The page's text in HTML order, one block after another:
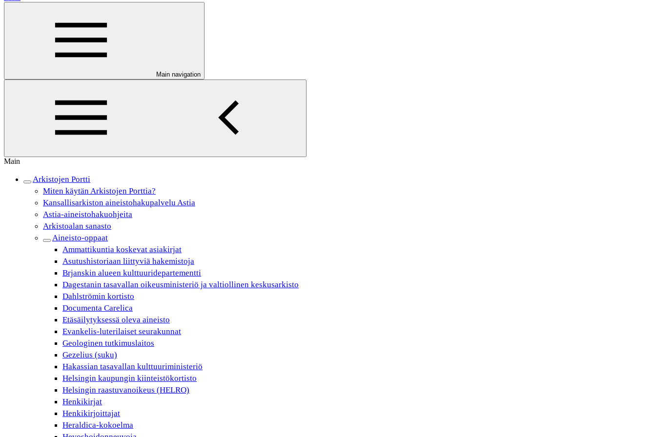
Main navigation
Main
Arkistojen Portti
Miten käytän Arkistojen Porttia?
Kansallisarkiston aineistohakupalvelu Astia
Astia-aineistohakuohjeita
Arkistoalan sanasto
Aineisto-oppaat
Ammattikuntia koskevat asiakirjat
Asutushistoriaan liittyviä hakemistoja
Brjanskin alueen kulttuuridepartementti
Dagestanin tasavallan oikeusministeriö ja valtiollinen keskusarkisto
Dahlströmin kortisto
Documenta Carelica
Etäsäilytyksessä oleva aineisto
Evankelis-luterilaiset seurakunnat
Geologinen tutkimuslaitos
Gezelius (suku)
Hakassian tasavallan kulttuuriministeriö
Helsingin kaupungin kiinteistökortisto
Helsingin raastuvanoikeus (HELRO)
Henkikirjat
Henkikirjoittajat
Heraldica-kokoelma